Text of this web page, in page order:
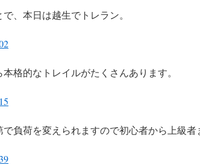
、本日は越生でトレラン。
格的なトレイルがたくさんあります。
負荷を変えられますので初心者から上級者